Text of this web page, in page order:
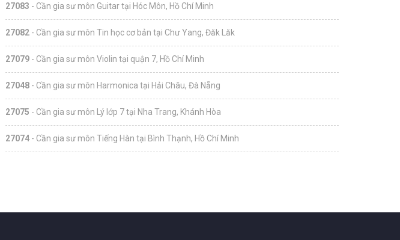
27083 - Cần gia sư môn Guitar tại Hóc Môn, Hồ Chí Minh
27082 - Cần gia sư môn Tin học cơ bản tại Chư Yang, Đăk Lăk
27079 - Cần gia sư môn Violin tại quận 7, Hồ Chí Minh
27048 - Cần gia sư môn Harmonica tại Hải Châu, Đà Nẵng
27075 - Cần gia sư môn Lý lớp 7 tại Nha Trang, Khánh Hòa
27074 - Cần gia sư môn Tiếng Hàn tại Bình Thạnh, Hồ Chí Minh